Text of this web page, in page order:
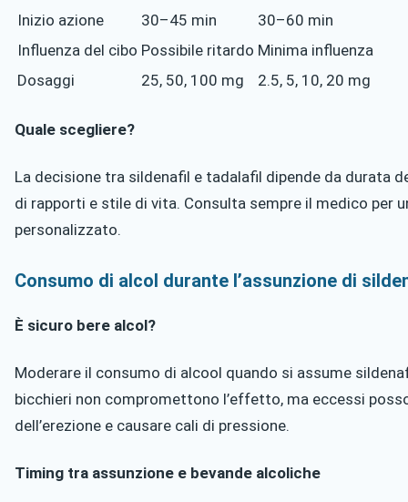
Inizio azione
30–45 min
30–60 min
Influenza del cibo Possibile ritardo Minima influenza
Dosaggi
25, 50, 100 mg 2.5, 5, 10, 20 mg
Quale scegliere?
La decisione tra sildenafil e tadalafil dipende da durata
di rapporti e stile di vita. Consulta sempre il medico per
personalizzato.
Consumo di alcol durante l’assunzione di
È sicuro bere alcol?
Moderare il consumo di alcool quando si assume
bicchieri non compromettono l’effetto, ma eccessi
dell’erezione e causare cali di pressione.
Timing tra assunzione e bevande alcoliche